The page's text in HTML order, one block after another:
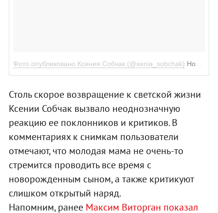
Фото опубликовано Ксения Собчак (@xenia_sobchak) Ноя 29 2016 в 11:44 PST
Столь скорое возвращение к светской жизни
Ксении Собчак вызвало неоднозначную
реакцию ее поклонников и критиков. В
комментариях к снимкам пользователи
отмечают, что молодая мама не очень-то
стремится проводить все время с
новорожденным сыном, а также критикуют
слишком открытый наряд.
Напомним, ранее Максим Виторган показал